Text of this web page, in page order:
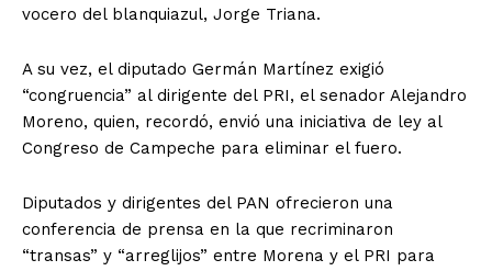
vocero del blanquiazul, Jorge Triana.
A su vez, el diputado Germán Martínez exigió
“congruencia” al dirigente del PRI, el senador Alejandro
Moreno, quien, recordó, envió una iniciativa de ley al
Congreso de Campeche para eliminar el fuero.
Diputados y dirigentes del PAN ofrecieron una
conferencia de prensa en la que recriminaron
“transas” y “arreglijos” entre Morena y el PRI para